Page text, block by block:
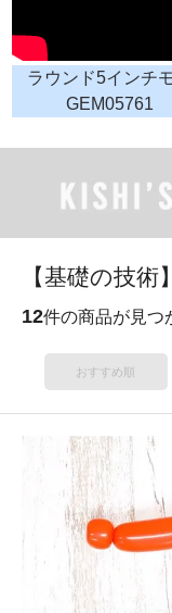
ラウンド5インチ
GEM05761
【基礎の技
12件の商品が見つ
おすすめ順